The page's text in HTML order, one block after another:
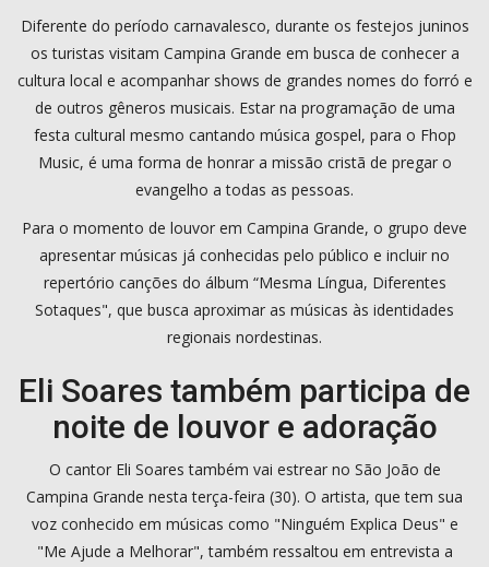
Diferente do período carnavalesco, durante os festejos juninos
os turistas visitam Campina Grande em busca de conhecer a
cultura local e acompanhar shows de grandes nomes do forró e
de outros gêneros musicais. Estar na programação de uma
festa cultural mesmo cantando música gospel, para o Fhop
Music, é uma forma de honrar a missão cristã de pregar o
evangelho a todas as pessoas.
Para o momento de louvor em Campina Grande, o grupo deve
apresentar músicas já conhecidas pelo público e incluir no
repertório canções do álbum “Mesma Língua, Diferentes
Sotaques", que busca aproximar as músicas às identidades
regionais nordestinas.
Eli Soares também participa de
noite de louvor e adoração
O cantor Eli Soares também vai estrear no São João de
Campina Grande nesta terça-feira (30). O artista, que tem sua
voz conhecido em músicas como "Ninguém Explica Deus" e
"Me Ajude a Melhorar", também ressaltou em entrevista a